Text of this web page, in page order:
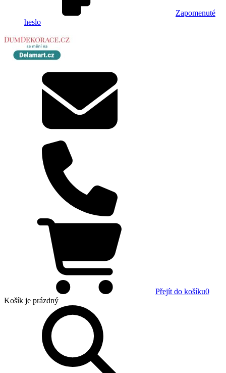
Zapomenuté
heslo
Přejít do košíku0
Košík je prázdný